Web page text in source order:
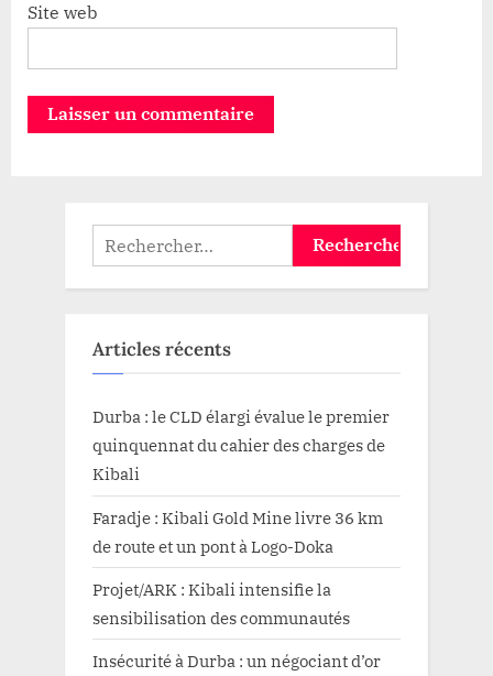
Site web
Rechercher :
Articles récents
Durba : le CLD élargi évalue le premier
quinquennat du cahier des charges de
Kibali
Faradje : Kibali Gold Mine livre 36 km
de route et un pont à Logo-Doka
Projet/ARK : Kibali intensifie la
sensibilisation des communautés
Insécurité à Durba : un négociant d’or